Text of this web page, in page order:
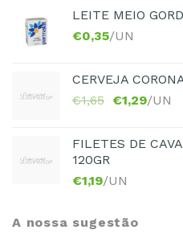
LEITE MEIO
€0,35/UN
CERVEJA
€1,65 €1,29/UN
FILETES DE
120GR
€1,19/UN
A nossa sugestão